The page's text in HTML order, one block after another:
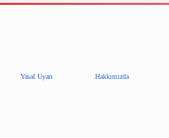
Yasal Uyarı Hakkımızda